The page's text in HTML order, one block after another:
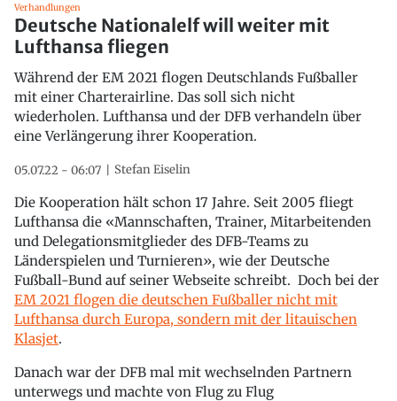
Verhandlungen
Deutsche Nationalelf will weiter mit
Lufthansa fliegen
Während der EM 2021 flogen Deutschlands Fußballer
mit einer Charterairline. Das soll sich nicht
wiederholen. Lufthansa und der DFB verhandeln über
eine Verlängerung ihrer Kooperation.
05.07.22 - 06:07 Stefan Eiselin
Die Kooperation hält schon 17 Jahre. Seit 2005 fliegt
Lufthansa die «Mannschaften, Trainer, Mitarbeitenden
und Delegationsmitglieder des DFB-Teams zu
Länderspielen und Turnieren», wie der Deutsche
Fußball-Bund auf seiner Webseite schreibt. Doch bei der
EM 2021 flogen die deutschen Fußballer nicht mit
Lufthansa durch Europa, sondern mit der litauischen
Klasjet.
Danach war der DFB mal mit wechselnden Partnern
unterwegs und machte von Flug zu Flug